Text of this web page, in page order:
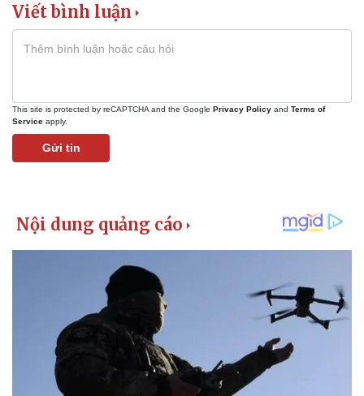
Viết bình luận
This site is protected by reCAPTCHA and the Google Privacy Policy and Terms of
Service apply.
Gửi tin